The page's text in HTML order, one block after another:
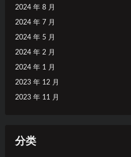
2024 年 8 月
2024 年 7 月
2024 年 5 月
2024 年 2 月
2024 年 1 月
2023 年 12 月
2023 年 11 月
分类